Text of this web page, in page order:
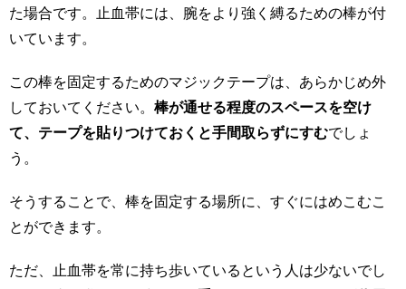
た場合です。止血帯には、腕をより強く縛るための棒が付
いています。
この棒を固定するためのマジックテープは、あらかじめ外
しておいてください。 棒が通せる程度のスペースを空け
て、テープを貼りつけておくと手間取らずにすむでしょ
う。
そうすることで、棒を固定する場所に、すぐにはめこむこ
とができます。
ただ、止血帯を常に持ち歩いているという人は少ないでし